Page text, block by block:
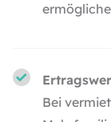
Bei